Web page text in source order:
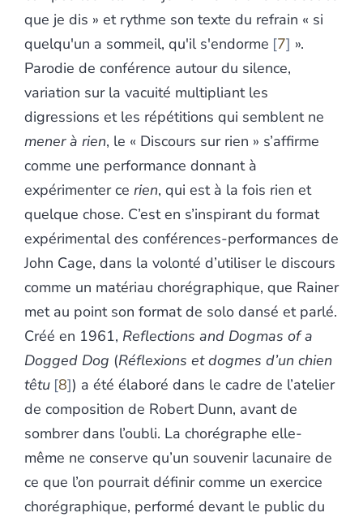
que je dis » et rythme son texte du refrain « si
quelqu'un a sommeil, qu'il s'endorme 7 ».
Parodie de conférence autour du silence,
variation sur la vacuité multipliant les
digressions et les répétitions qui semblent ne
mener à rien, le « Discours sur rien » s’affirme
comme une performance donnant à
expérimenter ce rien, qui est à la fois rien et
quelque chose. C’est en s’inspirant du format
expérimental des conférences-performances de
John Cage, dans la volonté d’utiliser le discours
comme un matériau chorégraphique, que Rainer
met au point son format de solo dansé et parlé.
Créé en 1961, Reflections and Dogmas of a
Dogged Dog (Réflexions et dogmes d’un chien
têtu 8 ) a été élaboré dans le cadre de l’atelier
de composition de Robert Dunn, avant de
sombrer dans l’oubli. La chorégraphe elle-
même ne conserve qu’un souvenir lacunaire de
ce que l’on pourrait définir comme un exercice
chorégraphique, performé devant le public du